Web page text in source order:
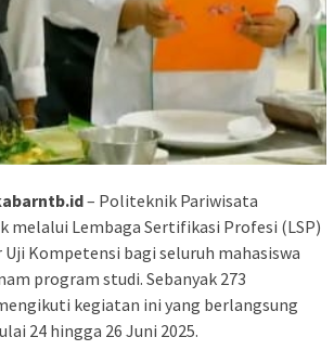
– Politeknik Pariwisata
melalui Lembaga Sertifikasi Profesi (LSP)
Kompetensi bagi seluruh mahasiswa
program studi. Sebanyak 273
kegiatan ini yang berlangsung
24 hingga 26 Juni 2025.